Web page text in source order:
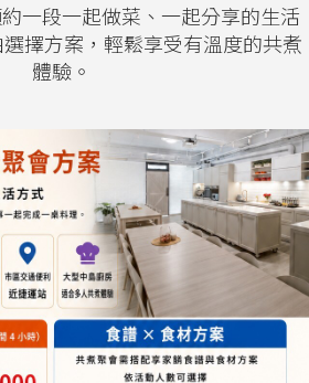
一段一起做菜、一起分享的生活
擇方案，輕鬆享受有溫度的共煮
體驗。